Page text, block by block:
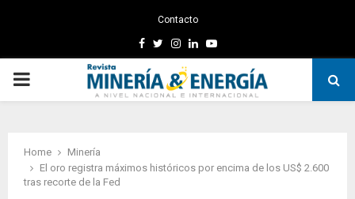
Contacto
Facebook
TwitterInstagram
LinkedinYoutube
PRIMARY
Home
Minería
El oro registra máximos históricos por encima de los US$ 2.600
tras recorte de la Fed